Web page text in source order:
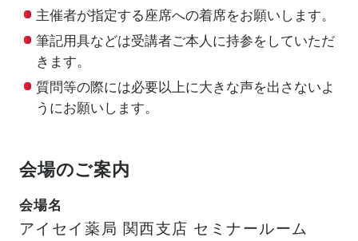
主催者が指定する座席への着席をお願いします。
筆記用具などは受講者ご本人に持参をしていただ
きます。
質問等の際には必要以上に大きな声を出さないよ
うにお願いします。
会場のご案内
会場名
アイセイ薬局 関西支店 セミナールーム